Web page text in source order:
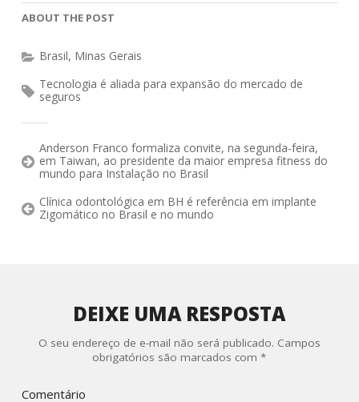
ABOUT THE POST
Brasil, Minas Gerais
Tecnologia é aliada para expansão do mercado de
seguros
Anderson Franco formaliza convite, na segunda-feira,
em Taiwan, ao presidente da maior empresa fitness do
mundo para Instalação no Brasil
Clínica odontológica em BH é referência em implante
Zigomático no Brasil e no mundo
DEIXE UMA RESPOSTA
O seu endereço de e-mail não será publicado. Campos
obrigatórios são marcados com*
Comentário